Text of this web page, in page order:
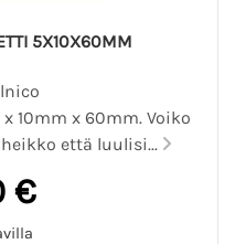
5X10X60MM
10mm x 60mm. Voiko
että luulisi...
€